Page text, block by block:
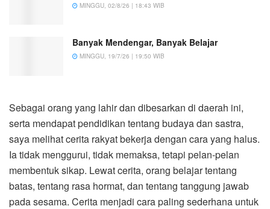
MINGGU, 02/8/26 | 18:43 WIB
Banyak Mendengar, Banyak Belajar
MINGGU, 19/7/26 | 19:50 WIB
Sebagai orang yang lahir dan dibesarkan di daerah ini,
serta mendapat pendidikan tentang budaya dan sastra,
saya melihat cerita rakyat bekerja dengan cara yang halus.
Ia tidak menggurui, tidak memaksa, tetapi pelan-pelan
membentuk sikap. Lewat cerita, orang belajar tentang
batas, tentang rasa hormat, dan tentang tanggung jawab
pada sesama. Cerita menjadi cara paling sederhana untuk